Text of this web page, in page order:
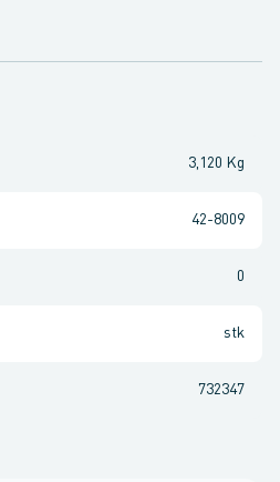
3,120 Kg
42-8009
0
stk
732347